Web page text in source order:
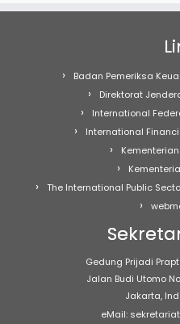
Badan Pemeriksa
Direktorat
International
International
The International Public
Gedung Prijadi
Jalan Budi Utomo
Jakarta,
eMail: